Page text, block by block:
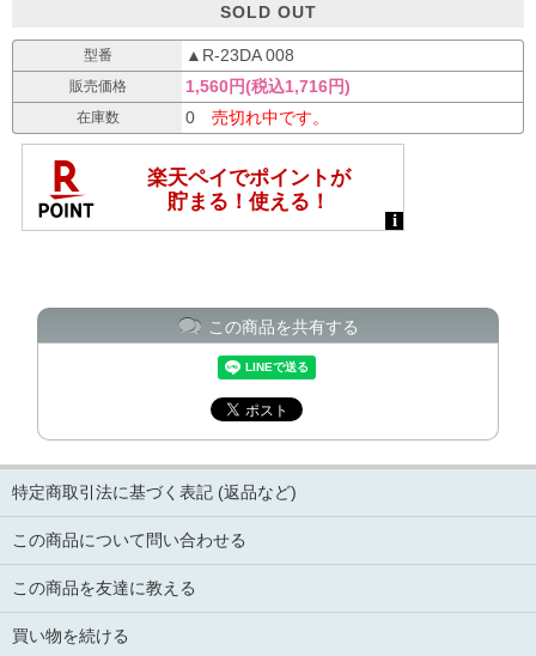
SOLD OUT
型番 ▲R-23DA 008
販売価格 1,560円(税込1,716円)
在庫数 0 売切れ中です。
この商品を共有する
特定商取引法に基づく表記 (返品など)
この商品について問い合わせる
この商品を友達に教える
買い物を続ける